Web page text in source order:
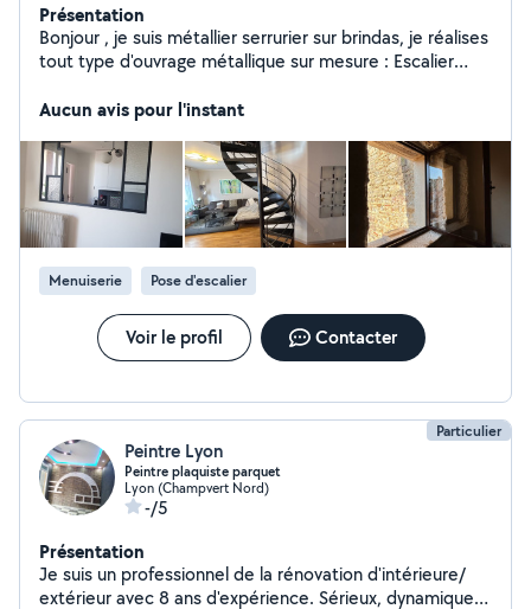
Présentation
Bonjour , je suis métallier serrurier sur brindas, je réalises
tout type d'ouvrage métallique sur mesure : Escalier
Aucun avis pour l'instant
Menuiserie Pose d'escalier
Voir le profil Contacter
Particulier
Peintre Lyon
Peintre plaquiste parquet
Lyon (Champvert Nord)
-/5
Présentation
Je suis un professionnel de la rénovation d'intérieure/
extérieur avec 8 ans d'expérience. Sérieux, dynamique